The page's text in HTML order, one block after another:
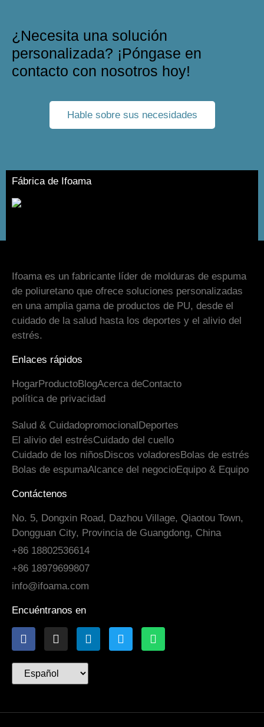
¿Necesita una solución
personalizada? ¡Póngase en
contacto con nosotros hoy!
Hable sobre sus necesidades
Fábrica de Ifoama
Ifoama es un fabricante líder de molduras de espuma
de poliuretano que ofrece soluciones personalizadas
en una amplia gama de productos de PU, desde el
cuidado de la salud hasta los deportes y el alivio del
estrés.
Enlaces rápidos
HogarProductoBlogAcerca deContacto
política de privacidad
Salud & CuidadopromocionalDeportes
El alivio del estrésCuidado del cuello
Cuidado de los niñosDiscos voladoresBolas de estrés
Bolas de espumaAlcance del negocioEquipo & Equipo
Contáctenos
No. 5, Dongxin Road, Dazhou Village, Qiaotou Town,
Dongguan City, Provincia de Guangdong, China
+86 18802536614
+86 18979699807
info@ifoama.com
Encuéntranos en